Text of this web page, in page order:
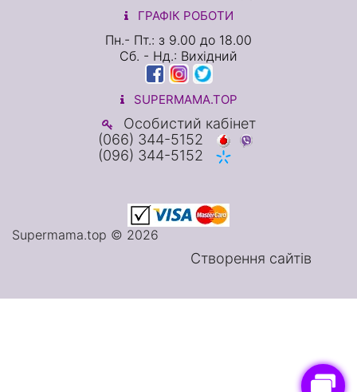
ГРАФІК РОБОТИ
Пн.- Пт.: з 9.00 до 18.00
Сб. - Нд.: Вихідний
SUPERMAMA.TOP
Особистий кабінет
(066) 344-5152
(096) 344-5152
Supermama.top © 2026
Створення сайтів